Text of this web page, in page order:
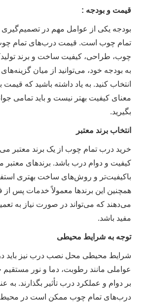
قیمت و بودجه :
بودجه یکی از عوامل مهم در
تمام چوب است. قیمت درب‌های تمام
چوب، طراحی، کیفیت ساخت و برند
به بودجه خود، می‌توانید از میان گزینه‌های
انتخاب کنید. به یاد داشته باشید که قیمت
معنای کیفیت بهتر نیست و باید تمامی
بگیرید.
انتخاب برند معتبر
خرید درب تمام چوب از یک برند معتبر
کیفیت و دوام درب باشد. برندهای معتبر
باکیفیت‌تر و روش‌های ساخت بهتری
همچنین این برندها معمولاً خدمات پس از
می‌دهند که می‌تواند در صورت نیاز به
مفید باشد.
توجه به شرایط محیطی
شرایط محیطی محل نصب درب نیز باید
عواملی مانند رطوبت، دما و نور مستقیم
بر دوام و عملکرد درب تأثیر بگذارند. به
درب‌های تمام چوب ممکن است در